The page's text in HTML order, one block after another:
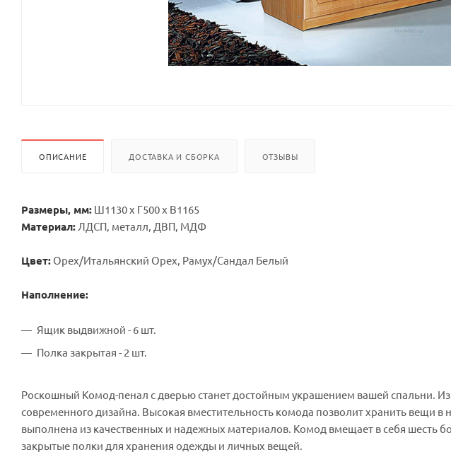
ОПИСАНИЕ ДОСТАВКА И СБОРКА ОТЗЫВЫ
Размеры, мм: Ш1130 х Г500 х В1165
Материал: ЛДСП, металл, ДВП, МДФ
Цвет: Орех/Итальянский Орех, Рамух/Сандал Белый
Наполнение:
Ящик выдвижной - 6 шт.
Полка закрытая - 2 шт.
Роскошный Комод-пенал с дверью станет достойным украшением вашей спальни.
современного дизайна. Высокая вместительность комода позволит хранить вещи
выполнена из качественных и надежных материалов. Комод вмещает в себя шесть
закрытые полки для хранения одежды и личных вещей.